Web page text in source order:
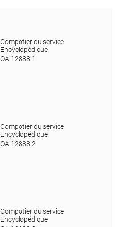
Compotier du service
Encyclopédique
OA 12888 1
Compotier du service
Encyclopédique
OA 12888 2
Compotier du service
Encyclopédique